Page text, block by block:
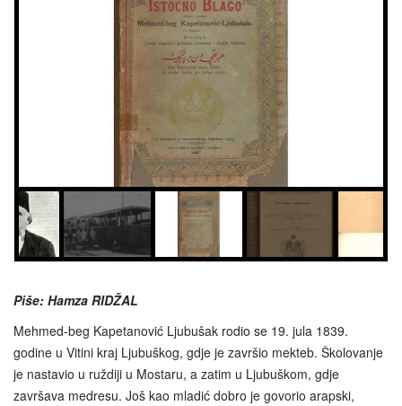
Piše: Hamza RIDŽAL
Mehmed-beg Kapetanović Ljubušak rodio se 19. jula 1839.
godine u Vitini kraj Ljubuškog, gdje je završio mekteb. Školovanje
je nastavio u ruždiji u Mostaru, a zatim u Ljubuškom, gdje
završava medresu. Još kao mladić dobro je govorio arapski,